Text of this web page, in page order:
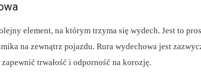
element, na którym trzyma się wydech. Jest to
na zewnątrz pojazdu. Rura wydechowa jest
trwałość i odporność na korozję.